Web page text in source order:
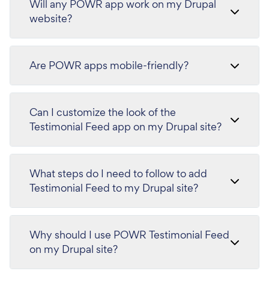
Will any POWR app work on my Drupal
website?
Are POWR apps mobile-friendly?
Can I customize the look of the
Testimonial Feed app on my Drupal site?
What steps do I need to follow to add
Testimonial Feed to my Drupal site?
Why should I use POWR Testimonial Feed
on my Drupal site?